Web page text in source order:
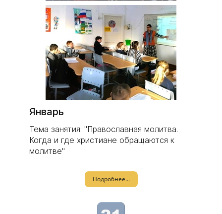
Январь
Тема занятия: "Православная молитва.
Когда и где христиане обращаются к
молитве"
Подробнее...